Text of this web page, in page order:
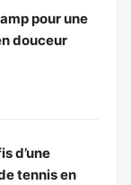
pour une
douceur
d’une
tennis en